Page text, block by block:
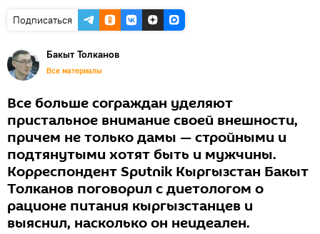
Подписаться
Бакыт Толканов
Все материалы
Все больше сограждан уделяют
пристальное внимание своей внешности,
причем не только дамы — стройными и
подтянутыми хотят быть и мужчины.
Корреспондент Sputnik Кыргызстан Бакыт
Толканов поговорил с диетологом о
рационе питания кыргызстанцев и
выяснил, насколько он неидеален.